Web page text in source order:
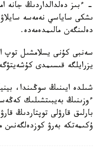
- ءبىز دەلدالداردىڭ جانە
ىشكى ساياسي نەمەسە
دەلىنگەن مالىمدەمەدە.
سەنبى كۇنى يسلامشىل توپ
يزرايلگە قىسىمدى
شىلدە ايىنىڭ سوڭىندا،
ءوزىنىڭ بەيبىتشىلىك
بارلىق قارۋلى توپتاردىڭ
ۇكىمەتكە بەرۋ كوزدەلگەنىن